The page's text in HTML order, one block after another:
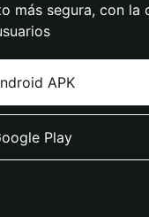
más segura, con la
APK
Play